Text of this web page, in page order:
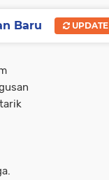
Baru UPDATE